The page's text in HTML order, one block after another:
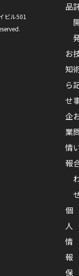
ビル501
品
お
知
ら
せ
企
業
情
報
個
人
情
報
保